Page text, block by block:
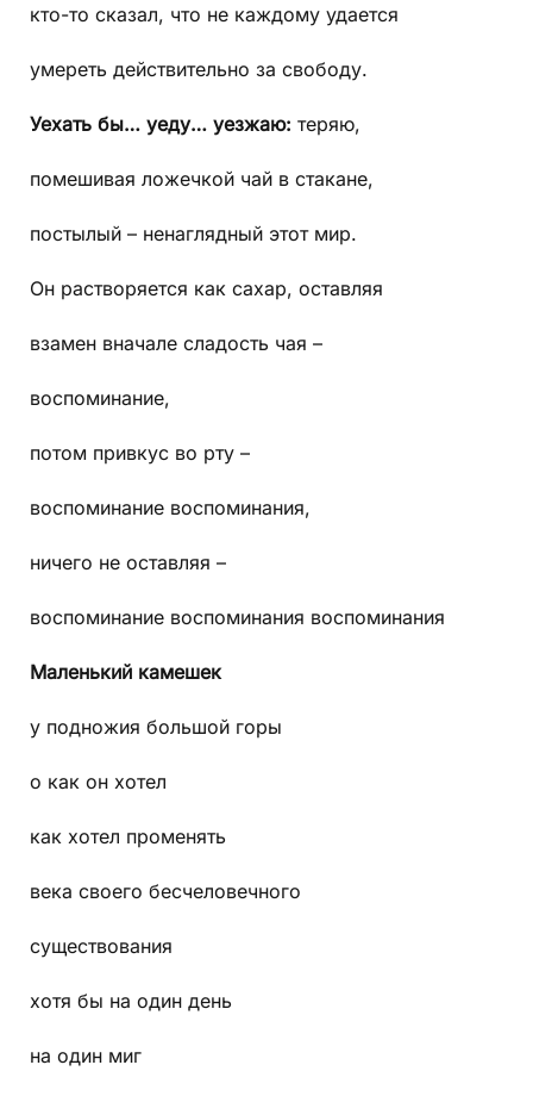
кто-то сказал, что не каждому удается
умереть действительно за свободу.
Уехать бы… уеду… уезжаю: теряю,
помешивая ложечкой чай в стакане,
постылый – ненаглядный этот мир.
Он растворяется как сахар, оставляя
взамен вначале сладость чая –
воспоминание,
потом привкус во рту –
воспоминание воспоминания,
ничего не оставляя –
воспоминание воспоминания воспоминания
Маленький камешек
у подножия большой горы
о как он хотел
как хотел променять
века своего бесчеловечного
существования
хотя бы на один день
на один миг